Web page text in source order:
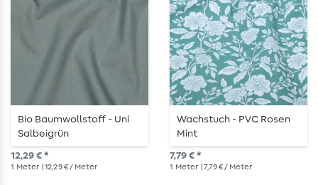
Bio Baumwollstoff - Uni
Salbeigrün
12,29 € *
1 Meter | 12,29 € / Meter
Wachstuch - PVC Rosen
Mint
7,79 € *
1 Meter | 7,79 € / Meter